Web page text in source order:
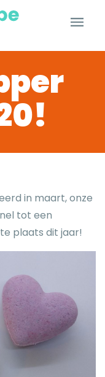
in maart, onze
tot een
plaats dit jaar!